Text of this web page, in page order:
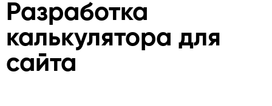
Разработка
калькулятора для
сайта